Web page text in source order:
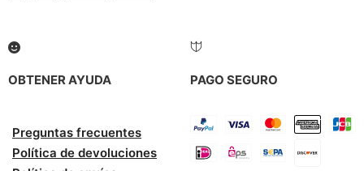
OBTENER AYUDA
Preguntas frecuentes
Política de devoluciones
PAGO SEGURO